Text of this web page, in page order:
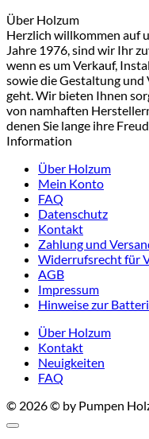
Über Holzum
Herzlich willkommen auf
Jahre 1976, sind wir Ihr
wenn es um Verkauf,
sowie die Gestaltung
geht. Wir bieten Ihnen
von namhaften
denen Sie lange ihre
Information
Über Holzum
Mein Konto
FAQ
Datenschutz
Kontakt
Zahlung und
Widerrufsrecht für
AGB
Impressum
Hinweise zur
Über Holzum
Kontakt
Neuigkeiten
FAQ
© 2026 © by Pumpen